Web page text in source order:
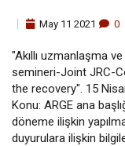
May 11 2021 0
"Akıllı uzmanlaşma
semineri-Joint JRC-
the recovery". 15
Konu: ARGE ana
döneme ilişkin
duyurulara ilişkin